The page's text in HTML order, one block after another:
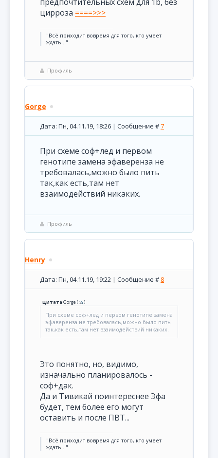
цирроза ====>>>
"Всё приходит вовремя для того, кто умеет
ждать..."
Профиль
Gorge
Дата: Пн, 04.11.19, 18:26 | Сообщение #7
При схеме соф+лед и первом
генотипе замена эфаверенза не
требовалась,можно было пить
так,как есть,там нет
взаимодействий никаких.
Профиль
Henry
Дата: Пн, 04.11.19, 19:22 | Сообщение # 8
ЦитатаGorge ( )
При схеме соф+лед и первом генотипе замена
эфаверенза не требовалась,можно было пить
так,как есть,там нет взаимодействий никаких.
Это понятно, но, видимо,
изначально планировалось -
соф+дак.
Да и Тивикай поинтереснее Эфа
будет, тем более его могут
оставить и после ПВТ...
"Всё приходит вовремя для того, кто умеет
ждать..."